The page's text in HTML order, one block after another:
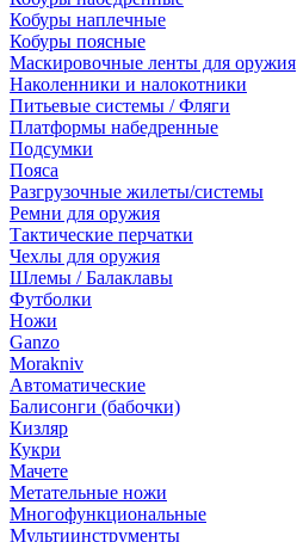
Кобуры наплечные
Кобуры поясные
Маскировочные ленты для оружия
Наколенники и налокотники
Питьевые системы / Фляги
Платформы набедренные
Подсумки
Пояса
Разгрузочные жилеты/системы
Ремни для оружия
Тактические перчатки
Чехлы для оружия
Шлемы / Балаклавы
Футболки
Ножи
Ganzo
Morakniv
Автоматические
Балисонги (бабочки)
Кизляр
Кукри
Мачете
Метательные ножи
Многофункциональные
Мультиинструменты